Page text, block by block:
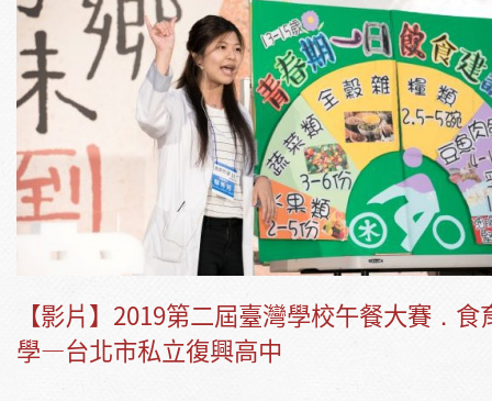
【影片】2019第二屆臺灣學校午餐大賽．食
學—台北市私立復興高中